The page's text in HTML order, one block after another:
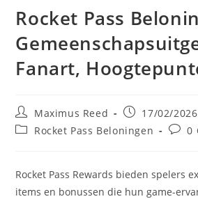
Rocket Pass
Fanart,
Post
author:
Maximus Reed
Post
published:
17/02/2026
PostRocket Pass Beloningen
Post0
Rocket Pass Rewards bieden spelers
items en bonussen die hun game-